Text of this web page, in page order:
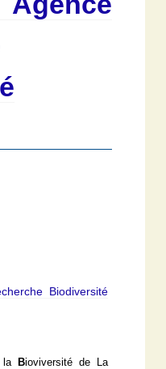
Biodiversité
la Bioviversité de La